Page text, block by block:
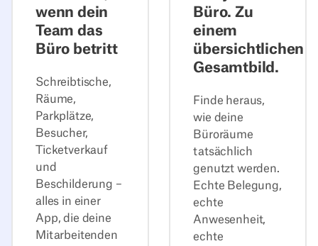
wenn dein
Team das
Büro betritt
Schreibtische,
Räume,
Parkplätze,
Besucher,
Ticketverkauf
und
Beschilderung –
alles in einer
App, die deine
Mitarbeitenden
Büro. Zu
einem
übersichtlichen
Gesamtbild.
Finde heraus,
wie deine
Büroräume
tatsächlich
genutzt werden.
Echte Belegung,
echte
Anwesenheit,
echte